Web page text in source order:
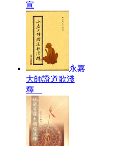
宣
永嘉
大師證道歌淺
釋